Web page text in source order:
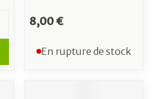
8,00 €
En rupture de stock